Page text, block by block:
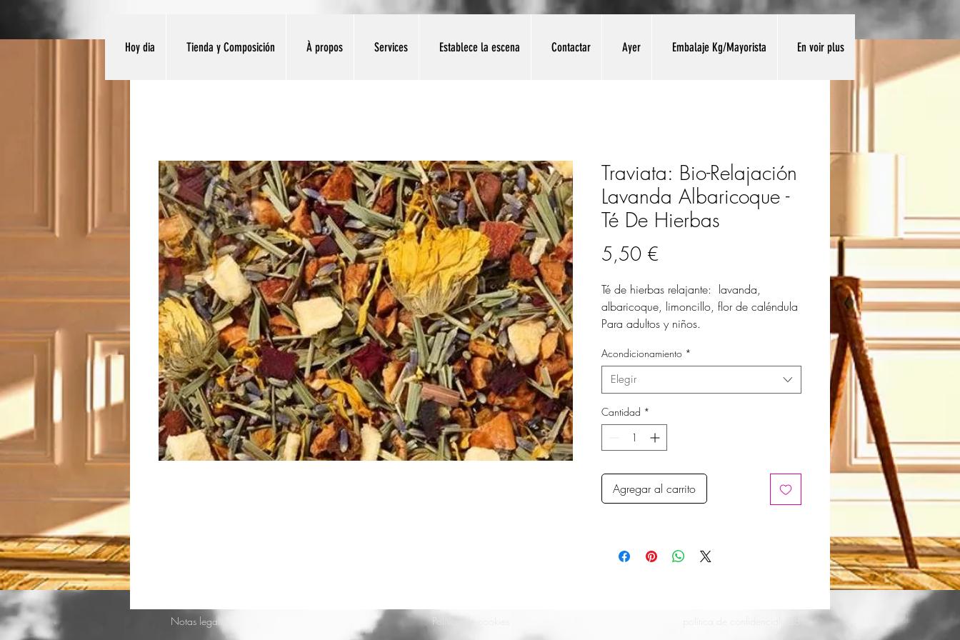
Hoy dia Tienda y Composición À propos Services Establece la escena Contactar Ayer Embalaje Kg/Mayorista En voir plus
Traviata: Bio-Relajación
Lavanda Albaricoque -
Té De Hierbas
5,50 €
Té de hierbas relajante: lavanda,
albaricoque, limoncillo, flor de caléndula
Para adultos y niños.
Acondicionamiento *
Elegir
Cantidad *
Agregar al carrito
Notas legales Política de cookies